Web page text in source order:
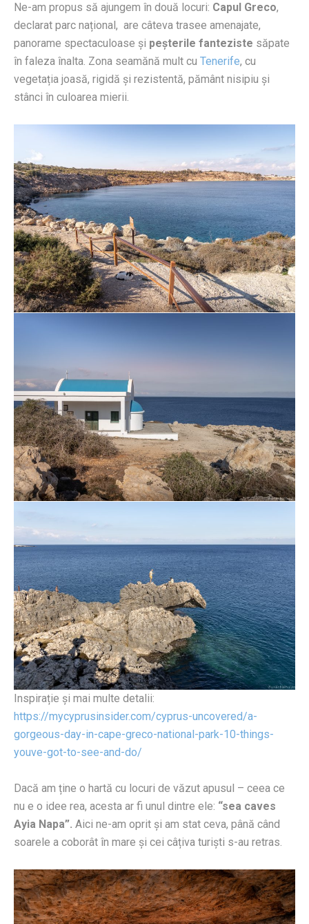
Ne-am propus să ajungem în două locuri: Capul Greco,
declarat parc național, are câteva trasee amenajate,
panorame spectaculoase și peșterile fanteziste săpate
în faleza înalta. Zona seamănă mult cu Tenerife, cu
vegetația joasă, rigidă și rezistentă, pământ nisipiu și
stânci în culoarea mierii.
Inspirație și mai multe detalii:
https://mycyprusinsider.com/cyprus-uncovered/a-
gorgeous-day-in-cape-greco-national-park-10-things-
youve-got-to-see-and-do/
Dacă am ține o hartă cu locuri de văzut apusul – ceea ce
nu e o idee rea, acesta ar fi unul dintre ele: “sea caves
Ayia Napa”. Aici ne-am oprit și am stat ceva, până când
soarele a coborât în mare și cei câțiva turiști s-au retras.